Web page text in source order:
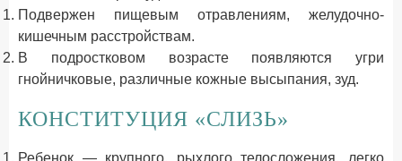
Подвержен пищевым отравлениям, желудочно-
кишечным расстройствам.
В подростковом возрасте появляются угри
гнойничковые, различные кожные высыпания, зуд.
КОНСТИТУЦИЯ «СЛИЗЬ»
Ребенок — крупного, рыхлого телосложения, легко